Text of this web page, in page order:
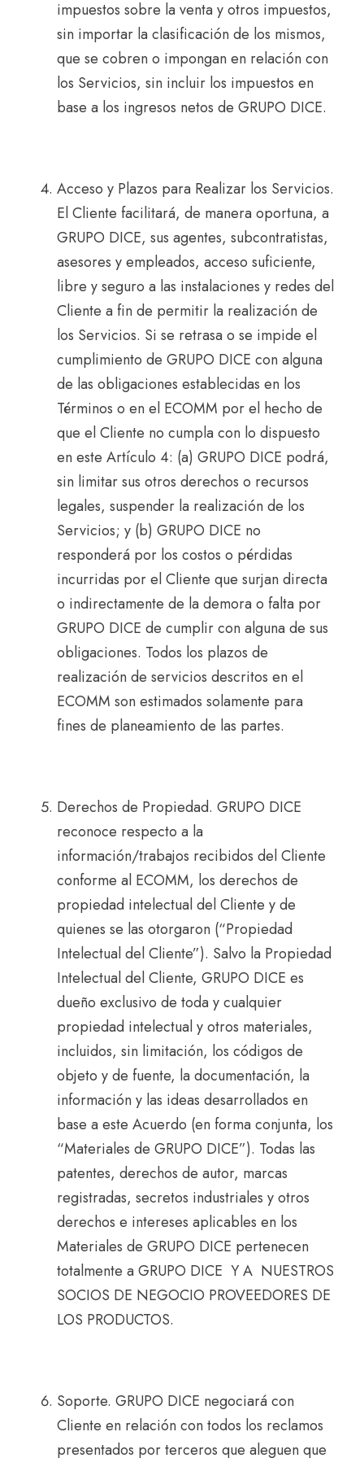
impuestos sobre la venta y otros impuestos,
sin importar la clasificación de los mismos,
que se cobren o impongan en relación con
los Servicios, sin incluir los impuestos en
base a los ingresos netos de GRUPO DICE.
Acceso y Plazos para Realizar los Servicios.
El Cliente facilitará, de manera oportuna, a
GRUPO DICE, sus agentes, subcontratistas,
asesores y empleados, acceso suficiente,
libre y seguro a las instalaciones y redes del
Cliente a fin de permitir la realización de
los Servicios. Si se retrasa o se impide el
cumplimiento de GRUPO DICE con alguna
de las obligaciones establecidas en los
Términos o en el ECOMM por el hecho de
que el Cliente no cumpla con lo dispuesto
en este Artículo 4: (a) GRUPO DICE podrá,
sin limitar sus otros derechos o recursos
legales, suspender la realización de los
Servicios; y (b) GRUPO DICE no
responderá por los costos o pérdidas
incurridas por el Cliente que surjan directa
o indirectamente de la demora o falta por
GRUPO DICE de cumplir con alguna de sus
obligaciones. Todos los plazos de
realización de servicios descritos en el
ECOMM son estimados solamente para
fines de planeamiento de las partes.
Derechos de Propiedad. GRUPO DICE
reconoce respecto a la
información/trabajos recibidos del Cliente
conforme al ECOMM, los derechos de
propiedad intelectual del Cliente y de
quienes se las otorgaron (“Propiedad
Intelectual del Cliente”). Salvo la Propiedad
Intelectual del Cliente, GRUPO DICE es
dueño exclusivo de toda y cualquier
propiedad intelectual y otros materiales,
incluidos, sin limitación, los códigos de
objeto y de fuente, la documentación, la
información y las ideas desarrollados en
base a este Acuerdo (en forma conjunta, los
“Materiales de GRUPO DICE”). Todas las
patentes, derechos de autor, marcas
registradas, secretos industriales y otros
derechos e intereses aplicables en los
Materiales de GRUPO DICE pertenecen
totalmente a GRUPO DICE Y A NUESTROS
SOCIOS DE NEGOCIO PROVEEDORES DE
LOS PRODUCTOS.
Soporte. GRUPO DICE negociará con
Cliente en relación con todos los reclamos
presentados por terceros que aleguen que